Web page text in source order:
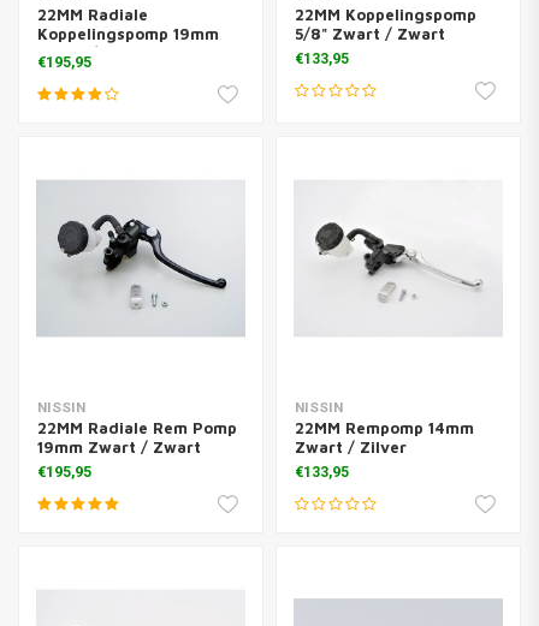
22MM Radiale
Koppelingspomp 19mm
Zwart / Zwart
€195,95
22MM Koppelingspomp
5/8" Zwart / Zwart
€133,95
NISSIN
22MM Radiale Rem Pomp
19mm Zwart / Zwart
€195,95
NISSIN
22MM Rempomp 14mm
Zwart / Zilver
€133,95